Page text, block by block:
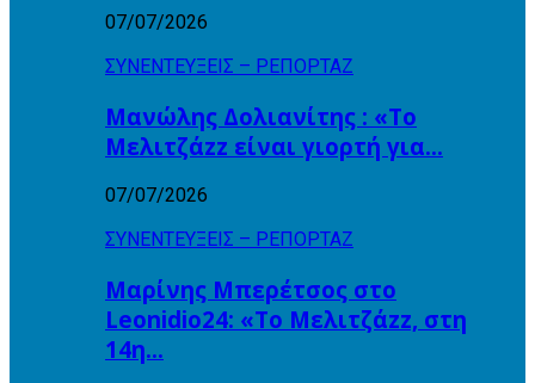
07/07/2026
ΣΥΝΕΝΤΕΥΞΕΙΣ – ΡΕΠΟΡΤΑΖ
Μανώλης Δολιανίτης : «Το
Μελιτζάzz είναι γιορτή για…
07/07/2026
ΣΥΝΕΝΤΕΥΞΕΙΣ – ΡΕΠΟΡΤΑΖ
Μαρίνης Μπερέτσος στο
Leonidio24: «Το Μελιτζάzz, στη
14η…